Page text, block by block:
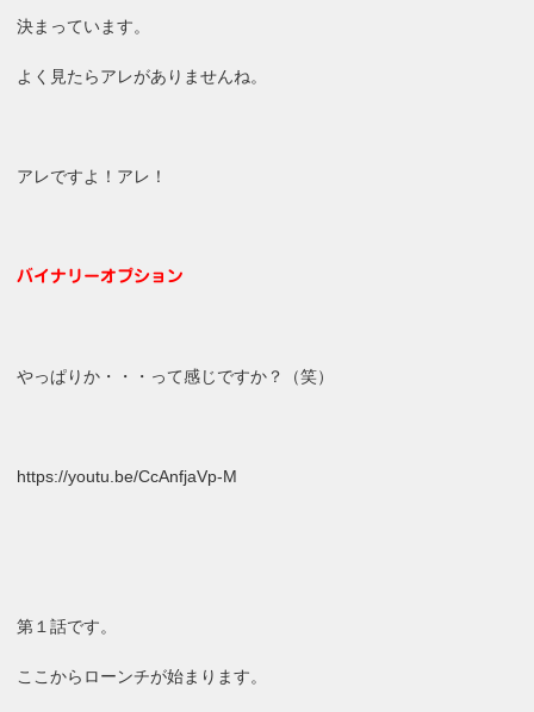
決まっています。
よく見たらアレがありませんね。
アレですよ！アレ！
バイナリーオプション
やっぱりか・・・って感じですか？（笑）
https://youtu.be/CcAnfjaVp-M
第１話です。
ここからローンチが始まります。